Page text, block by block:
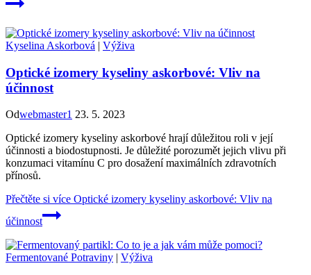
Kyselina Askorbová | Výživa
Optické izomery kyseliny askorbové: Vliv na
účinnost
Odwebmaster1 23. 5. 2023
Optické izomery kyseliny askorbové hrají důležitou roli v její
účinnosti a biodostupnosti. Je důležité porozumět jejich vlivu při
konzumaci vitamínu C pro dosažení maximálních zdravotních
přínosů.
Přečtěte si více Optické izomery kyseliny askorbové: Vliv na
účinnost
Fermentované Potraviny | Výživa